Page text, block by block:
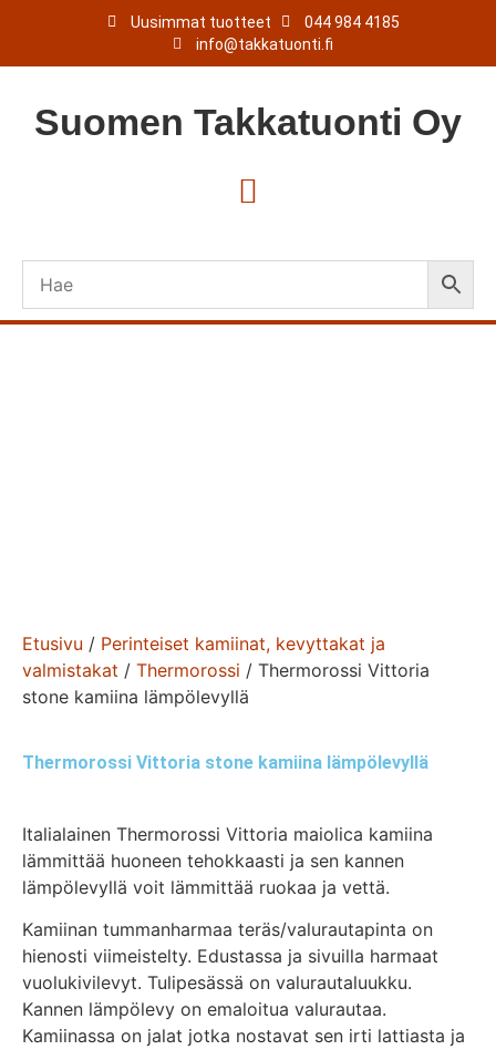
Uusimmat tuotteet
044 984 4185
info@takkatuonti.fi
Suomen Takkatuonti Oy
Etusivu / Perinteiset kamiinat, kevyttakat ja
valmistakat / Thermorossi / Thermorossi Vittoria
stone kamiina lämpölevyllä
Thermorossi Vittoria stone kamiina lämpölevyllä
Italialainen Thermorossi Vittoria maiolica kamiina
lämmittää huoneen tehokkaasti ja sen kannen
lämpölevyllä voit lämmittää ruokaa ja vettä.
Kamiinan tummanharmaa teräs/valurautapinta on
hienosti viimeistelty. Edustassa ja sivuilla harmaat
vuolukivilevyt. Tulipesässä on valurautaluukku.
Kannen lämpölevy on emaloitua valurautaa.
Kamiinassa on jalat jotka nostavat sen irti lattiasta ja